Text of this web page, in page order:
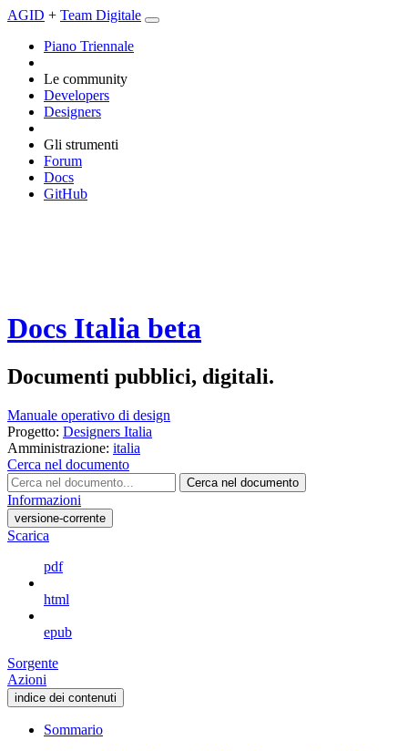
AGID + Team Digitale
Piano Triennale
Le community
Developers
Designers
Gli strumenti
Forum
Docs
GitHub
Docs Italia beta
Documenti pubblici, digitali.
Manuale operativo di design
Progetto: Designers Italia
Amministrazione: italia
Cerca nel documento
Cerca nel documento
Informazioni
versione-corrente
Scarica
pdf
html
epub
Sorgente
Azioni
indice dei contenuti
Sommario